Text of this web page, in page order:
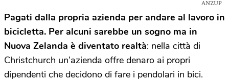
ANZUP
Pagati dalla propria azienda per andare al lavoro in
bicicletta. Per alcuni sarebbe un sogno ma in
Nuova Zelanda è diventato realtà: nella città di
Christchurch un’azienda offre denaro ai propri
dipendenti che decidono di fare i pendolari in bici.